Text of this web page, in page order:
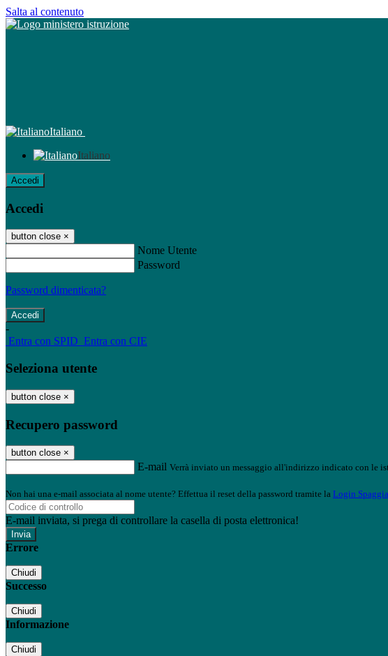
Salta al contenuto
Italiano
Italiano
Accedi
Accedi
button close ×
Nome Utente
Password
Password dimenticata?
-
Entra con SPID Entra con CIE
Seleziona utente
button close ×
Recupero password
button close ×
E-mail Verrà inviato un messaggio all'indirizzo indicato con le
Non hai una e-mail associata al nome utente? Effettua il reset della password tramite la Login
E-mail inviata, si prega di controllare la casella di posta elettronica!
Errore
Chiudi
Successo
Chiudi
Informazione
Chiudi